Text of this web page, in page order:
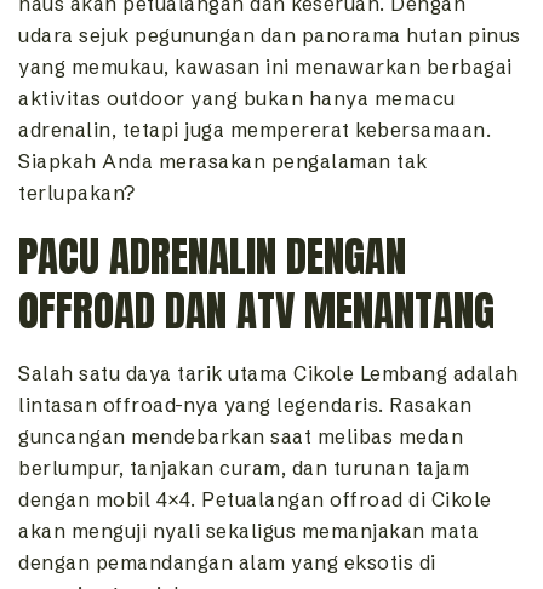
udara sejuk pegunungan dan panorama hutan pinus
yang memukau, kawasan ini menawarkan berbagai
aktivitas outdoor yang bukan hanya memacu
adrenalin, tetapi juga mempererat kebersamaan.
Siapkah Anda merasakan pengalaman tak
terlupakan?
PACU ADRENALIN DENGAN
OFFROAD DAN ATV MENANTANG
Salah satu daya tarik utama Cikole Lembang adalah
lintasan offroad-nya yang legendaris. Rasakan
guncangan mendebarkan saat melibas medan
berlumpur, tanjakan curam, dan turunan tajam
dengan mobil 4×4. Petualangan offroad di Cikole
akan menguji nyali sekaligus memanjakan mata
dengan pemandangan alam yang eksotis di